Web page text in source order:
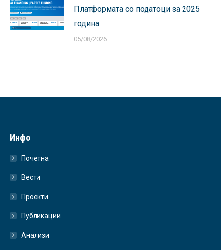
Платформата со податоци за 2025
година
05/08/2026
Инфо
Почетна
Вести
Проекти
Публикации
Анализи